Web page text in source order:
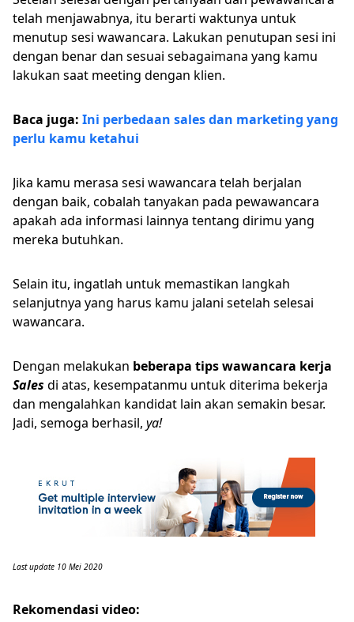
telah menjawabnya, itu berarti waktunya untuk
menutup sesi wawancara. Lakukan penutupan sesi ini
dengan benar dan sesuai sebagaimana yang kamu
lakukan saat meeting dengan klien.
Baca juga: Ini perbedaan sales dan marketing yang
perlu kamu ketahui
Jika kamu merasa sesi wawancara telah berjalan
dengan baik, cobalah tanyakan pada pewawancara
apakah ada informasi lainnya tentang dirimu yang
mereka butuhkan.
Selain itu, ingatlah untuk memastikan langkah
selanjutnya yang harus kamu jalani setelah selesai
wawancara.
Dengan melakukan beberapa tips wawancara kerja
Sales di atas, kesempatanmu untuk diterima bekerja
dan mengalahkan kandidat lain akan semakin besar.
Jadi, semoga berhasil, ya!
Last update 10 Mei 2020
Rekomendasi video: